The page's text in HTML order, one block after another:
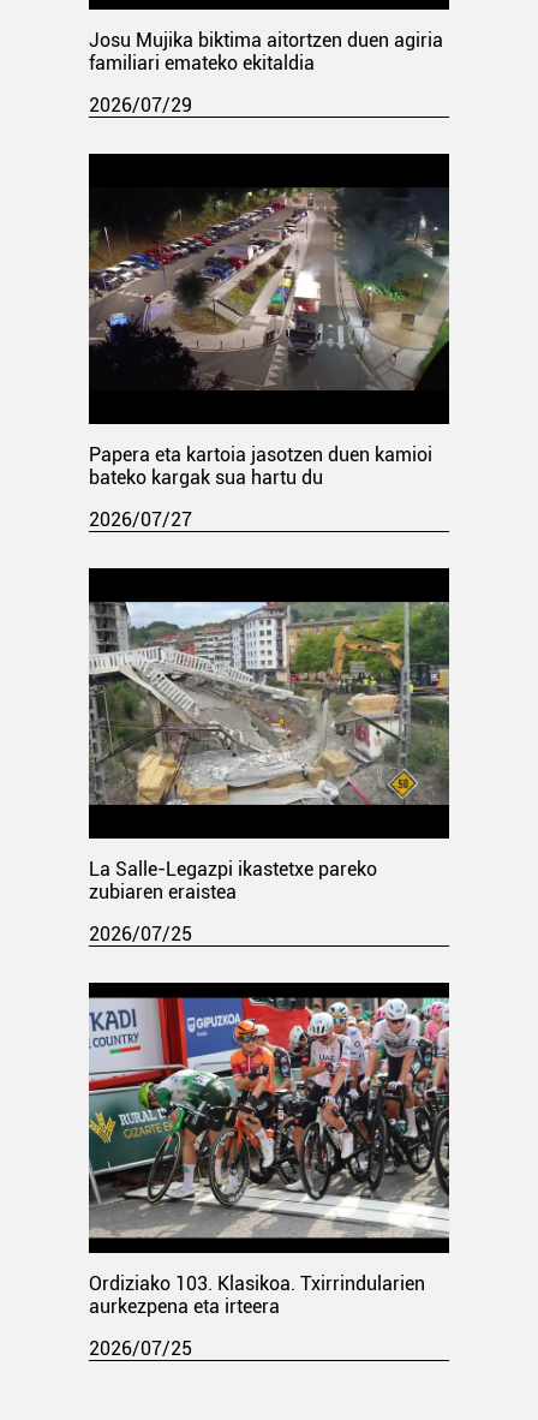
Josu Mujika biktima aitortzen duen agiria
familiari emateko ekitaldia
2026/07/29
Papera eta kartoia jasotzen duen kamioi
bateko kargak sua hartu du
2026/07/27
La Salle-Legazpi ikastetxe pareko
zubiaren eraistea
2026/07/25
Ordiziako 103. Klasikoa. Txirrindularien
aurkezpena eta irteera
2026/07/25